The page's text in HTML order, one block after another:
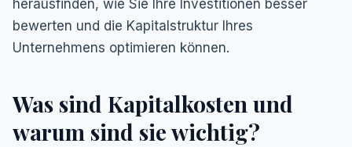
herausfinden, wie Sie Ihre Investitionen besser
bewerten und die Kapitalstruktur Ihres
Unternehmens optimieren können.
Was sind Kapitalkosten und
warum sind sie wichtig?